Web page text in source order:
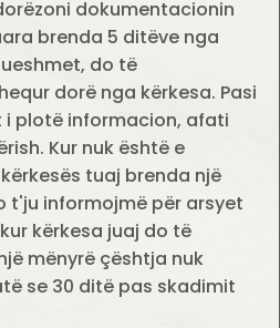
dokumentacionin
brenda 5 ditëve nga
do të
dorë nga kërkesa. Pasi
i plotë informacion, afati
Kur nuk është e
tuaj brenda një
t'ju informojmë për arsyet
kërkesa juaj do të
mënyrë çështja nuk
se 30 ditë pas skadimit